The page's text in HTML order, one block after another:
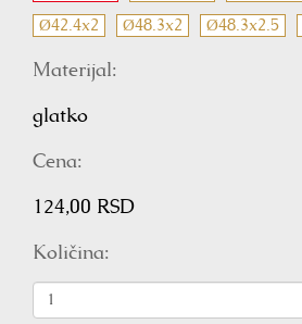
Ø42.4x2 Ø48.3x2 Ø48.3x2.5
Materijal:
glatko
Cena:
124,00 RSD
Količina: